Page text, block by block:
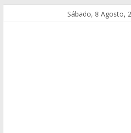
Sábado, 8 Agosto,